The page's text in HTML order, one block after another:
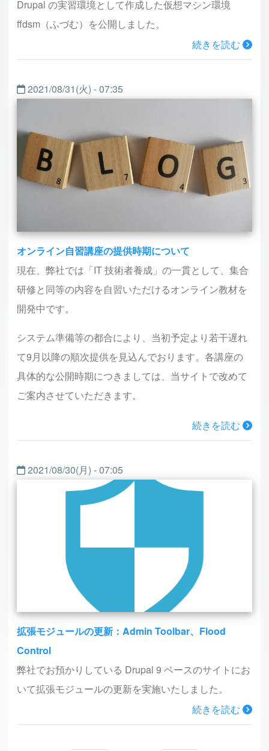
Drupal の実習環境として作成した仮想マシン環境
ffdsm（ふづむ）を公開しました。
続きを読む
2021/08/31(火) - 07:35
オンライン自習講座の提供時期について
現在、弊社では「IT 技術者養成」の一貫として、集合
研修と同等の内容を自習いただけるオンライン教材を
開発中です。
システム準備等の都合により、当初予定より若干遅れ
て9月以降の順次提供を見込んでおります。各講座の
具体的な公開時期につきましては、当サイトで改めて
ご案内させていただきます。
続きを読む
2021/08/30(月) - 07:05
拡張モジュールの更新：Admin Toolbar、Flood
Control
弊社でお預かりしている Drupal 9 ベースのサイトにお
いて拡張モジュールの更新を実施いたしました。
続きを読む